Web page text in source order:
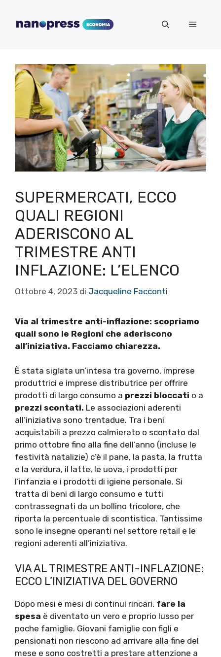
contenuto
Menu
SUPERMERCATI, ECCO
QUALI REGIONI
ADERISCONO AL
TRIMESTRE ANTI
INFLAZIONE: L’ELENCO
Ottobre 4, 2023 di Jacqueline Facconti
Via al trimestre anti-inflazione: scopriamo
quali sono le Regioni che aderiscono
all’iniziativa. Facciamo chiarezza.
È stata siglata un’intesa tra governo, imprese
produttrici e imprese distributrice per offrire
prodotti di largo consumo a prezzi bloccati o a
prezzi scontati. Le associazioni aderenti
all’iniziativa sono trentadue. Tra i beni
acquistabili a prezzo calmierato o scontato dal
primo ottobre fino alla fine dell’anno (incluse le
festività natalizie) c’è il pane, la pasta, la frutta
e la verdura, il latte, le uova, i prodotti per
l’infanzia e i prodotti di igiene personale. Si
tratta di beni di largo consumo e tutti
contrassegnati da un bollino tricolore, che
riporta la percentuale di scontistica. Tantissime
sono le insegne operanti nel settore retail e le
regioni aderenti all’iniziativa.
VIA AL TRIMESTRE ANTI-INFLAZIONE:
ECCO L’INIZIATIVA DEL GOVERNO
Dopo mesi e mesi di continui rincari, fare la
spesa è diventato un vero e proprio lusso per
poche famiglie. Giovani famiglie con figli e
pensionati non riescono ad arrivare alla fine del
mese e sono costretti a prestare attenzione a